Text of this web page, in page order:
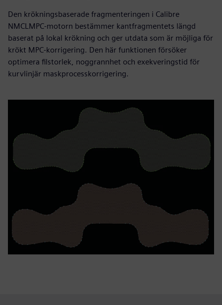
Den krökningsbaserade fragmenteringen i Calibre
NMCLMPC-motorn bestämmer kantfragmentets längd
baserat på lokal krökning och ger utdata som är möjliga för
krökt MPC-korrigering. Den här funktionen försöker
optimera filstorlek, noggrannhet och exekveringstid för
kurvlinjär maskprocesskorrigering.